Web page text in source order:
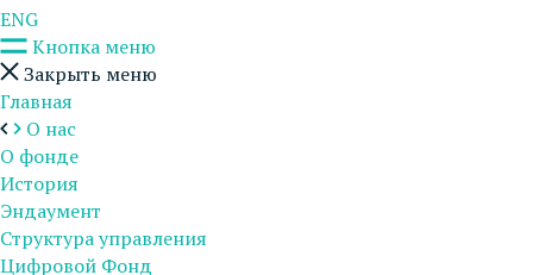
ENG
Кнопка меню
Закрыть меню
Главная
О нас
О фонде
История
Эндаумент
Структура управления
Цифровой Фонд